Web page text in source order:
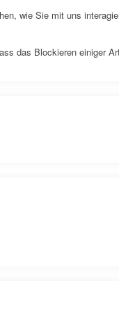
wie Sie mit uns
das Blockieren einiger